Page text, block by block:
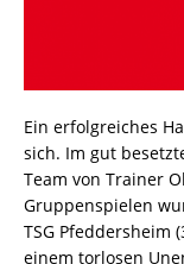
Ein erfolgreiches
sich. Im gut
Team von Trainer
Gruppenspielen
TSG Pfeddersheim
einem torlosen